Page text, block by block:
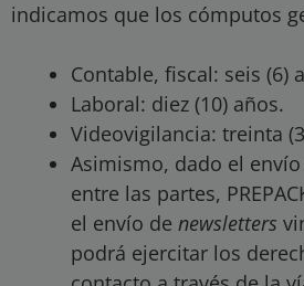
indicamos que los cómputos
Contable, fiscal: seis (6)
Laboral: diez (10) años.
Videovigilancia: treinta
Asimismo, dado el
entre las partes,
el envío de newsletters
podrá ejercitar los